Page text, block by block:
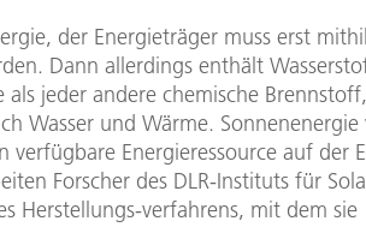
der Energieträger muss erst
Dann allerdings enthält
als jeder andere chemische
Wasser und Wärme.
Energieressource auf der
Forscher des DLR-Instituts für
Herstellungs-verfahrens, mit dem sie